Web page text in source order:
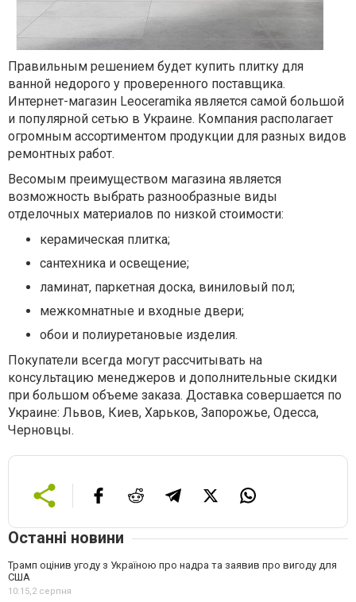
Правильным решением будет купить плитку для
ванной недорого у проверенного поставщика.
Интернет-магазин Leoceramika является самой большой
и популярной сетью в Украине. Компания располагает
огромным ассортиментом продукции для разных видов
ремонтных работ.
Весомым преимуществом магазина является
возможность выбрать разнообразные виды
отделочных материалов по низкой стоимости:
керамическая плитка;
сантехника и освещение;
ламинат, паркетная доска, виниловый пол;
межкомнатные и входные двери;
обои и полиуретановые изделия.
Покупатели всегда могут рассчитывать на
консультацию менеджеров и дополнительные скидки
при большом объеме заказа. Доставка совершается по
Украине: Львов, Киев, Харьков, Запорожье, Одесса,
Черновцы.
Останні новини
Трамп оцінив угоду з Україною про надра та заявив про вигоду для
США
10:15,2 серпня